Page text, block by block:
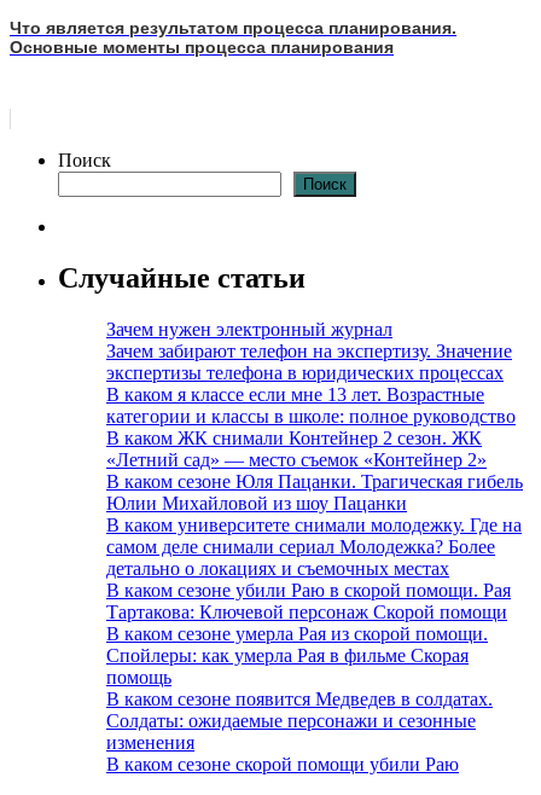
Что является результатом процесса планирования.
Основные моменты процесса планирования
Поиск
Поиск
Случайные статьи
Зачем нужен электронный журнал
Зачем забирают телефон на экспертизу. Значение
экспертизы телефона в юридических процессах
В каком я классе если мне 13 лет. Возрастные
категории и классы в школе: полное руководство
В каком ЖК снимали Контейнер 2 сезон. ЖК
«Летний сад» — место съемок «Контейнер 2»
В каком сезоне Юля Пацанки. Трагическая гибель
Юлии Михайловой из шоу Пацанки
В каком университете снимали молодежку. Где на
самом деле снимали сериал Молодежка? Более
детально о локациях и съемочных местах
В каком сезоне убили Раю в скорой помощи. Рая
Тартакова: Ключевой персонаж Скорой помощи
В каком сезоне умерла Рая из скорой помощи.
Спойлеры: как умерла Рая в фильме Скорая
помощь
В каком сезоне появится Медведев в солдатах.
Солдаты: ожидаемые персонажи и сезонные
изменения
В каком сезоне скорой помощи убили Раю